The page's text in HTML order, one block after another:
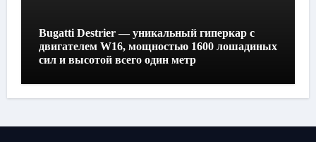
Bugatti Destrier — уникальный гиперкар с
двигателем W16, мощностью 1600 лошадиных
сил и высотой всего один метр